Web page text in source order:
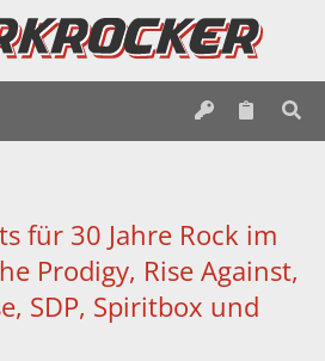
für 30 Jahre Rock im
Prodigy, Rise Against,
SDP, Spiritbox und